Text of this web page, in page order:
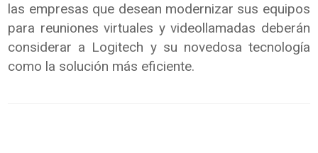
las empresas que desean modernizar sus equipos
para reuniones virtuales y videollamadas deberán
considerar a Logitech y su novedosa tecnología
como la solución más eficiente.